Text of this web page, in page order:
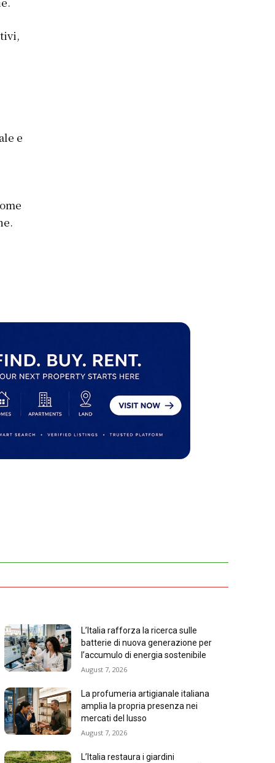
e
L’Italia rafforza la ricerca sulle
batterie di nuova generazione per
l’accumulo di energia sostenibile
August 7, 2026
La profumeria artigianale italiana
amplia la propria presenza nei
mercati del lusso
August 7, 2026
L’Italia restaura i giardini